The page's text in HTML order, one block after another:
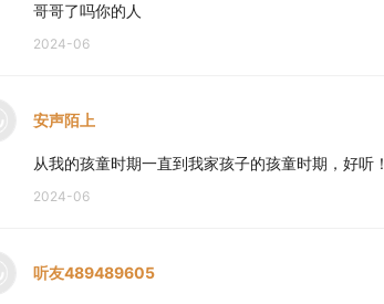
哥哥了吗你的人
2024-06
安声陌上
从我的孩童时期一直到我家孩子的孩童时期，好听！
2024-06
听友489489605